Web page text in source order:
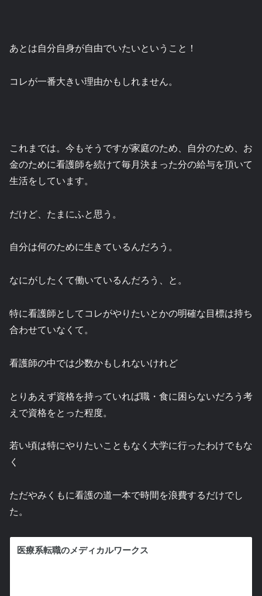
あとは自分自身が自由でいたいということ！
コレが一番大きい理由かもしれません。
これまでは。今もそうですが家庭のため、自分のため、お
金のために看護師を続けて毎月決まった分の給与を頂いて
生活をしています。
だけど、たまにふと思う。
自分は何のために生きているんだろう。
なにがしたくて働いているんだろう、と。
特に看護師としてコレがやりたいとかの明確な目標は持ち
合わせていなくて。
看護師の中では少数かもしれないけれど
とりあえず資格を持っていれば職・食に困らないだろう考
えで資格をとった程度。
若い頃は特にやりたいこともなく大学に行ったわけでもな
く
ただやみくもに看護の道一本で時間を浪費するだけでし
た。